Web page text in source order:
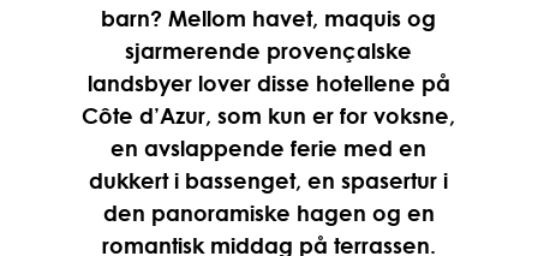
barn? Mellom havet, maquis og
sjarmerende provençalske
landsbyer lover disse hotellene på
Côte d’Azur, som kun er for voksne,
en avslappende ferie med en
dukkert i bassenget, en spasertur i
den panoramiske hagen og en
romantisk middag på terrassen.